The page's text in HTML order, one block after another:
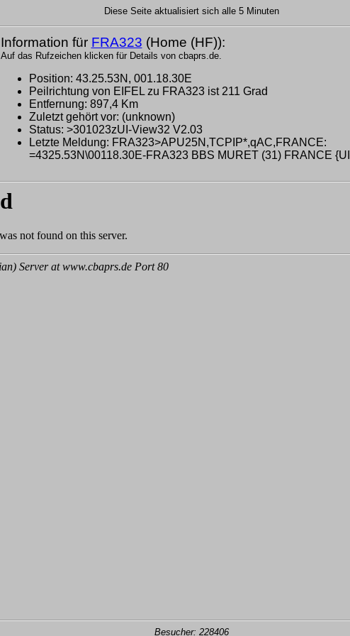
Diese Seite aktualisiert sich alle 5 Minuten
Information für FRA323 (Home (HF)):
Auf das Rufzeichen klicken für Details von cbaprs.de.
Position: 43.25.53N, 001.18.30E
Peilrichtung von EIFEL zu FRA323 ist 211 Grad
Entfernung: 897,4 Km
Zuletzt gehört vor: (unknown)
Status: >301023zUI-View32 V2.03
Letzte Meldung: FRA323>APU25N,TCPIP*,qAC,FRANCE:
=4325.53N\00118.30E-FRA323 BBS MURET (31) FRANCE
Besucher: 228406